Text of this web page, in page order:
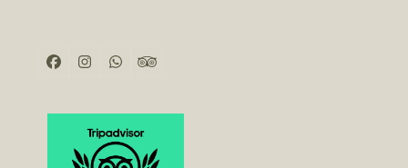
Facebook
Instagram
WhatsappTripadvisor